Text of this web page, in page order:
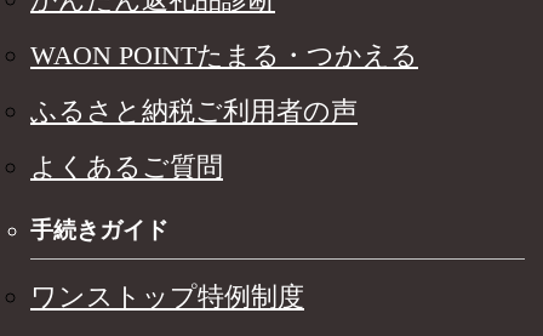
WAON POINTたまる・つかえる
ふるさと納税ご利用者の声
よくあるご質問
手続きガイド
ワンストップ特例制度